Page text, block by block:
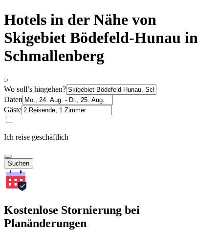
Hotels in der Nähe von
Skigebiet Bödefeld-Hunau in
Schmallenberg
Wo soll’s hingehen?
Daten
Gäste
Ich reise geschäftlich
Suchen
Kostenlose Stornierung bei
Planänderungen